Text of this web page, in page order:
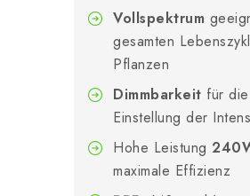
Vollspektrum
gesamten
Pflanzen
Dimmbarkeit für
Einstellung der
Hohe Leistung
maximale Effizienz